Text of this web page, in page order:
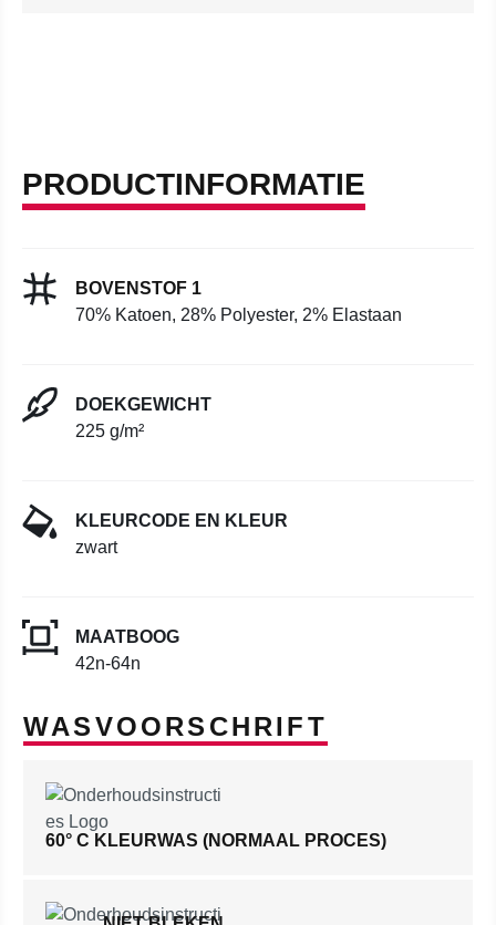
PRODUCTINFORMATIE
BOVENSTOF 1
70% Katoen, 28% Polyester, 2% Elastaan
DOEKGEWICHT
225 g/m²
KLEURCODE EN KLEUR
zwart
MAATBOOG
42n-64n
WASVOORSCHRIFT
60° C KLEURWAS (NORMAAL PROCES)